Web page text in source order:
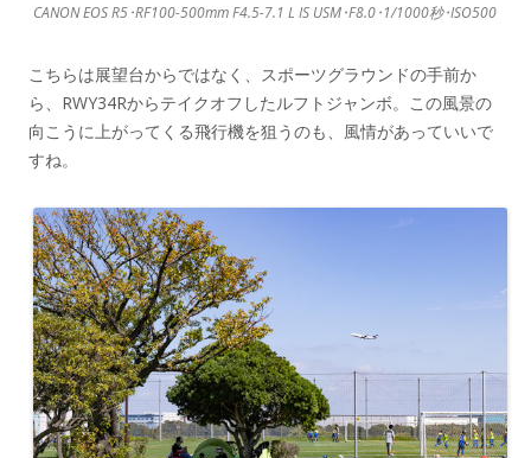
CANON EOS R5･RF100-500mm F4.5-7.1 L IS USM･F8.0･1/1000秒･ISO500
こちらは展望台からではなく、スポーツグラウンドの手前か
ら、RWY34Rからテイクオフしたルフトジャンボ。この風景の
向こうに上がってくる飛行機を狙うのも、風情があっていいで
すね。